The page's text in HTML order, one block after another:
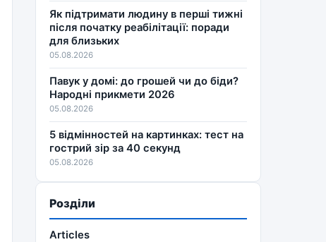
Як підтримати людину в перші тижні
після початку реабілітації: поради
для близьких
05.08.2026
Павук у домі: до грошей чи до біди?
Народні прикмети 2026
05.08.2026
5 відмінностей на картинках: тест на
гострий зір за 40 секунд
05.08.2026
Розділи
Articles